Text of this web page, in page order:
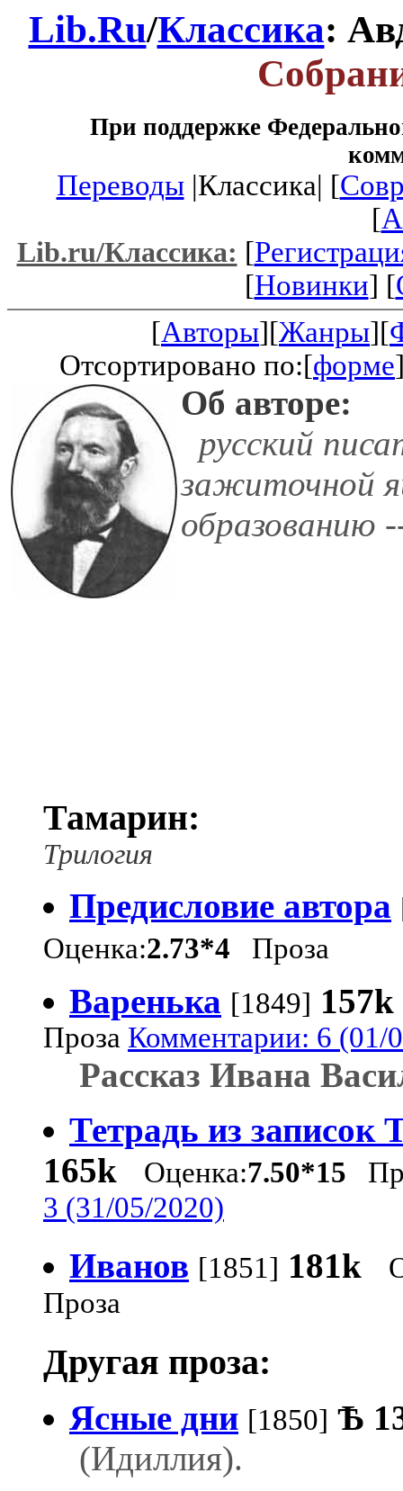
Lib.Ru/Классика:
При поддержке
Переводы|Классика| [
[
Lib.ru/Классика: [
[Новинки] [
[Авторы][Жанры][
Отсортировано по:[форме
Об авторе:
русский
зажиточной
образованию
Тамарин:
Трилогия
Предисловие автора
Оценка:2.73*4 Проза
Варенька [1849] 157k
Проза Комментарии: 6 (01/
Рассказ Ивана
Тетрадь из записок
165k
Оценка:7.50*15
3 (31/05/2020)
Иванов [1851] 181k
Проза
Другая проза:
Ясные дни [1850] Ѣ
(Идиллия).